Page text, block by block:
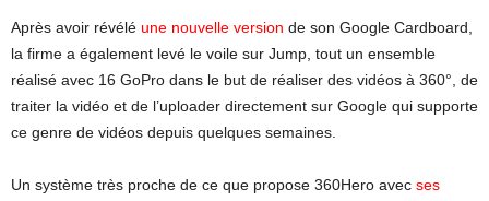
Après avoir révélé une nouvelle version de son Google Cardboard,
la firme a également levé le voile sur Jump, tout un ensemble
réalisé avec 16 GoPro dans le but de réaliser des vidéos à 360°, de
traiter la vidéo et de l’uploader directement sur Google qui supporte
ce genre de vidéos depuis quelques semaines.
Un système très proche de ce que propose 360Hero avec ses